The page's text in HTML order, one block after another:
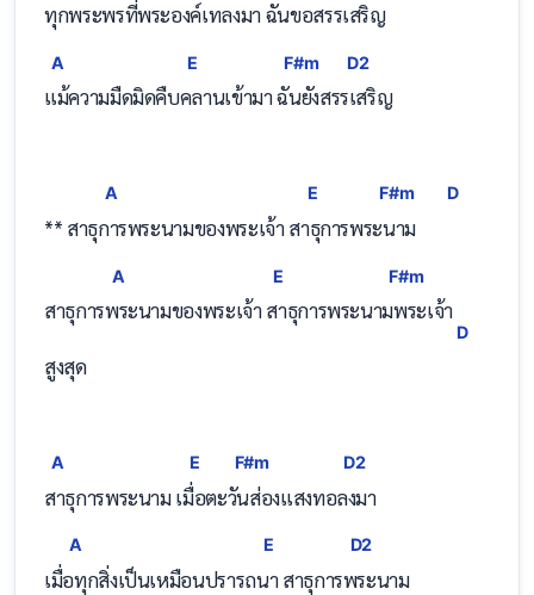
ทุกพระพรที่พระองค์เทลงมา ฉันขอสรรเสริญ
A
แม้ความมืดมิดคืบ
E
คลานเข้ามา
F#m
ฉันยังสร
D2
รเสริญ
** สาธุ
A
การพระนามของพระเจ้า ส
E
าธุการพร
F#m
ะนาม
D
สาธุการ
A
พระนามของพระเจ้า
E
สาธุการพระนา
F#m
มพระเจ้า
สูงสุด
D
A
สาธุการพระนาม เ
E
มื่อตะ
F#m
วันส่องแสงทอ
D2
ลงมา
เมื่
A
อทุกสิ่งเป็นเหมือนปรารถ
E
นา สาธุการ
D2
พระนาม